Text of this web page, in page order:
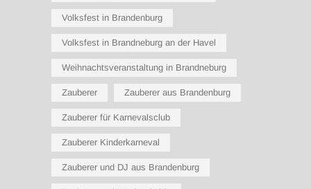
Volksfest in Brandenburg
Volksfest in Brandneburg an der Havel
Weihnachtsveranstaltung in Brandneburg
Zauberer Zauberer aus Brandenburg
Zauberer für Karnevalsclub
Zauberer Kinderkarneval
Zauberer und DJ aus Brandenburg